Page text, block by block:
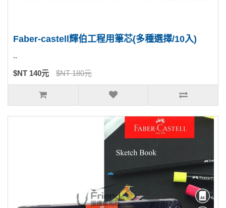
Faber-castell輝伯工程用筆芯(多種選擇/10入)
..
$NT 140元 $NT 180元